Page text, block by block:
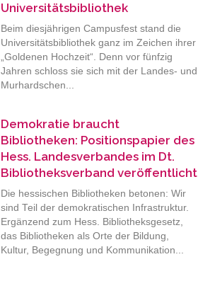
Universitätsbibliothek
Beim diesjährigen Campusfest stand die
Universitätsbibliothek ganz im Zeichen ihrer
„Goldenen Hochzeit“. Denn vor fünfzig
Jahren schloss sie sich mit der Landes- und
Murhardschen...
Demokratie braucht
Bibliotheken: Positionspapier des
Hess. Landesverbandes im Dt.
Bibliotheksverband veröffentlicht
Die hessischen Bibliotheken betonen: Wir
sind Teil der demokratischen Infrastruktur.
Ergänzend zum Hess. Bibliotheksgesetz,
das Bibliotheken als Orte der Bildung,
Kultur, Begegnung und Kommunikation...